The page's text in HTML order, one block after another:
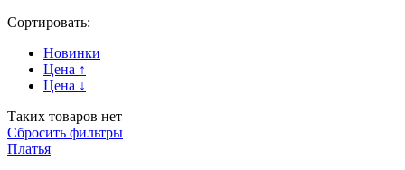
Сортировать:
Новинки
Цена ↑
Цена ↓
Таких товаров нет
Сбросить фильтры
Платья